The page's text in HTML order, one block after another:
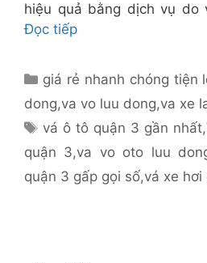
hiệu quả bằng dịch vụ do
Đọc tiếp
Danh
mục
giá rẻ nhanh chóng tiện
dong,va vo luu dong,va xe
Thẻ
vá ô tô quận 3 gần nhất,
quận 3,va vo oto luu
quận 3 gấp gọi số,vá xe hơi